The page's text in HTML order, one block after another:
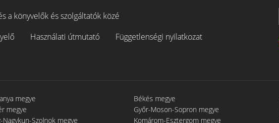
a könyvelők és szolgáltatók közé
Használati útmutató
Függetlenségi nyilatkozat
megye Békés megye
megye Győr-Moson-Sopron megye
Nagykun-Szolnok megye Komárom-Esztergom megye